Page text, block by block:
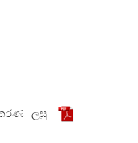
ලඝු